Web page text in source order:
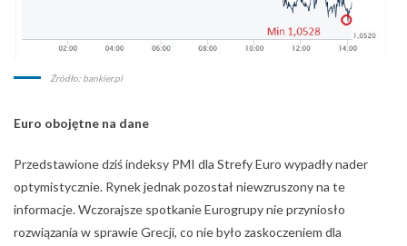
Źródło: bankier.pl
Euro obojętne na dane
Przedstawione dziś indeksy PMI dla Strefy Euro wypadły nader
optymistycznie. Rynek jednak pozostał niewzruszony na te
informacje. Wczorajsze spotkanie Eurogrupy nie przyniosło
rozwiązania w sprawie Grecji, co nie było zaskoczeniem dla